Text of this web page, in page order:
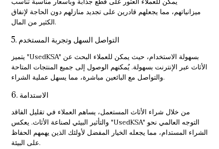
ميزانياتهم، مما يجعلهم قادرين على تجديد منازلهم دون الحاجة لإنفاق
الكثير من المال.
5. التواصل السهل وتجربة المستخدم
يتميز "UsedKSA" بسهولة الاستخدام، حيث يمكن للعملاء البحث عن
الأثاث عبر الإنترنت بسهولة. يُمكنهم الوصول إلى جميع المنتجات المتاحة
والتواصل مع البائعين مباشرة، مما يسهل عملية الشراء.
6. الاستدامة
من خلال شراء الأثاث المستعمل، يساهم العملاء في تقليل الفاقد
والتأثير البيئي لصناعة الأثاث. يعكس "UsedKSA" التوجه العالمي نحو
الشراء المستدام، مما يجعله الخيار المفضل لأولئك الذين يهمهم الحفاظ
على البيئة.